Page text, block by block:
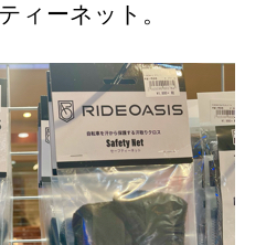
ィーネット。